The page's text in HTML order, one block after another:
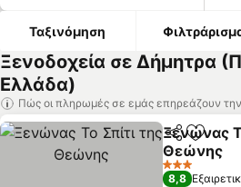
Ταξινόμηση
Ξενοδοχεία σε Δήμητρα
Ελλάδα)
Πώς οι πληρωμές σε εμάς επηρεάζουν
Ξενώνας
Θεώνης
Εμφάνιση
3 Αστέρια
8,8